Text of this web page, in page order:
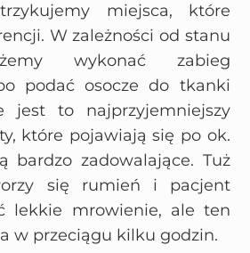
miejsca, które
W zależności od stanu
wykonać zabieg
podać osocze do tkanki
jest to najprzyjemniejszy
które pojawiają się po ok.
bardzo zadowalające. Tuż
się rumień i pacjent
lekkie mrowienie, ale ten
w przeciągu kilku godzin.